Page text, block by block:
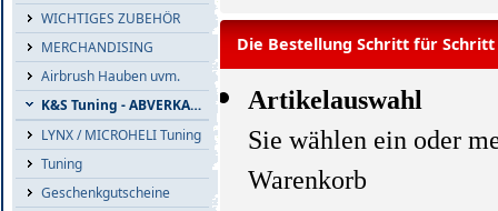
WICHTIGES ZUBEHÖR
MERCHANDISING
Airbrush Hauben uvm.
K&S Tuning - ABVERKAUF
LYNX / MICROHELI Tuning
Tuning
Geschenkgutscheine
Die Bestellung Schritt für Schritt
Artikelauswahl
Sie wählen ein oder
Warenkorb